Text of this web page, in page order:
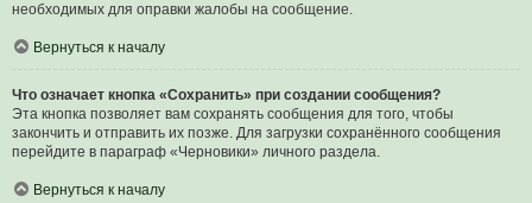
необходимых для оправки жалобы на сообщение.
Вернуться к началу
Что означает кнопка «Сохранить» при создании сообщения?
Эта кнопка позволяет вам сохранять сообщения для того, чтобы
закончить и отправить их позже. Для загрузки сохранённого сообщения
перейдите в параграф «Черновики» личного раздела.
Вернуться к началу